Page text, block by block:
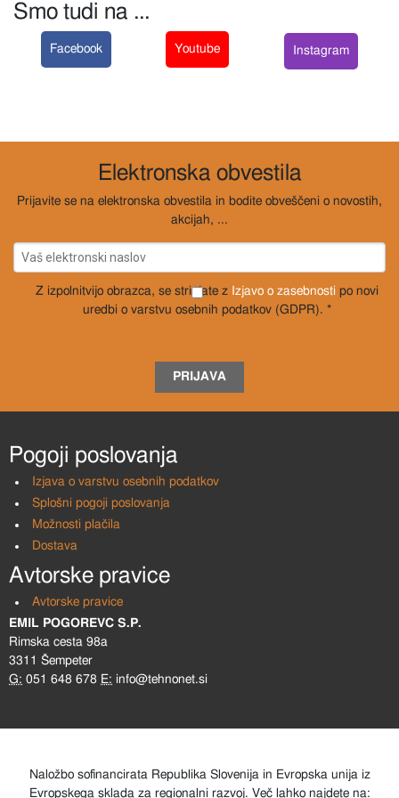
Smo tudi na ...
Facebook Youtube Instagram
Elektronska obvestila
Prijavite se na elektronska obvestila in bodite obveščeni o novostih,
akcijah, ...
Z izpolnitvijo obrazca, se strinjate z Izjavo o zasebnosti po novi
uredbi o varstvu osebnih podatkov (GDPR). *
PRIJAVA
Pogoji poslovanja
Izjava o varstvu osebnih podatkov
Splošni pogoji poslovanja
Možnosti plačila
Dostava
Avtorske pravice
Avtorske pravice
EMIL POGOREVC S.P.
Rimska cesta 98a
3311 Šempeter
G: 051 648 678 E: info@tehnonet.si
Naložbo sofinancirata Republika Slovenija in Evropska unija iz
Evropskega sklada za regionalni razvoj. Več lahko najdete na: